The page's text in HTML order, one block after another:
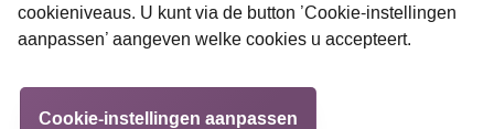
cookieniveaus. U kunt via de button ’Cookie-instellingen
aanpassen’ aangeven welke cookies u accepteert.
Cookie-instellingen aanpassen